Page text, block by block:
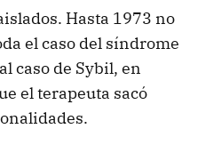
Hasta 1973 no
el caso del síndrome
caso de Sybil, en
el terapeuta sacó